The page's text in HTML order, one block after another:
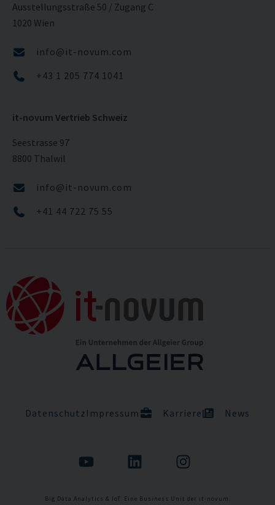
Ausstellungsstraße 50 / Zugang C
1020 Wien
info@it-novum.com
+43 1 205 774 1041
it-novum Vertrieb Schweiz
Seestrasse 97
8800 Thalwil
info@it-novum.com
+41 44 722 75 55
Datenschutz Impressum Karriere News
Big Data Analytics & IoT. Eine Business Unit der it-novum.